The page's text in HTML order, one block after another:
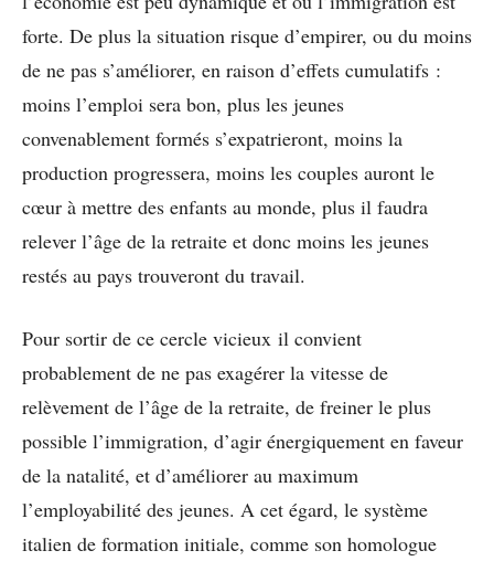
forte. De plus la situation risque d’empirer, ou du moins
de ne pas s’améliorer, en raison d’effets cumulatifs :
moins l’emploi sera bon, plus les jeunes
convenablement formés s’expatrieront, moins la
production progressera, moins les couples auront le
cœur à mettre des enfants au monde, plus il faudra
relever l’âge de la retraite et donc moins les jeunes
restés au pays trouveront du travail.
Pour sortir de ce cercle vicieux il convient
probablement de ne pas exagérer la vitesse de
relèvement de l’âge de la retraite, de freiner le plus
possible l’immigration, d’agir énergiquement en faveur
de la natalité, et d’améliorer au maximum
l’employabilité des jeunes. A cet égard, le système
italien de formation initiale, comme son homologue